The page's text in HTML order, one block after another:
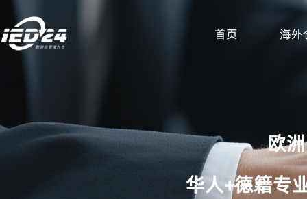
首页 海外
欧
华人+德籍专